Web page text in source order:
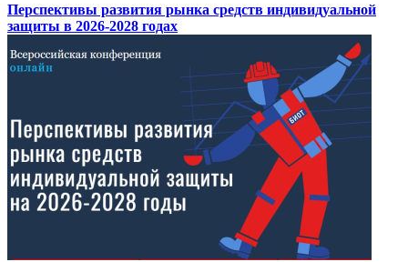
Перспективы развития рынка средств индивидуальной
защиты в 2026-2028 годах